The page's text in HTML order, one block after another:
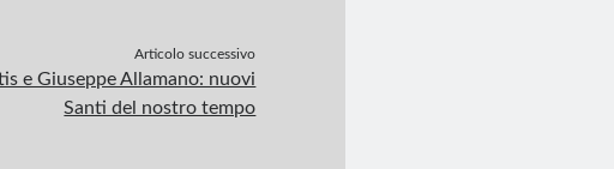
Articolo successivo
e Giuseppe Allamano: nuovi
Santi del nostro tempo